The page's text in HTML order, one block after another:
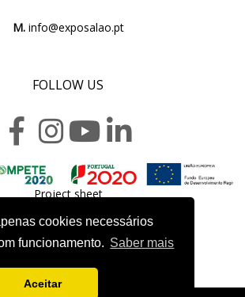
cookies necessários
funcionamento. Saber mais
Aceitar
M.info@exposalao.pt
FOLLOW US
Project sheet